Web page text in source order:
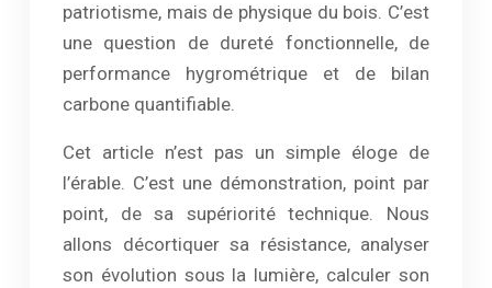
patriotisme, mais de physique du bois. C’est
une question de dureté fonctionnelle, de
performance hygrométrique et de bilan
carbone quantifiable.
Cet article n’est pas un simple éloge de
l’érable. C’est une démonstration, point par
point, de sa supériorité technique. Nous
allons décortiquer sa résistance, analyser
son évolution sous la lumière, calculer son